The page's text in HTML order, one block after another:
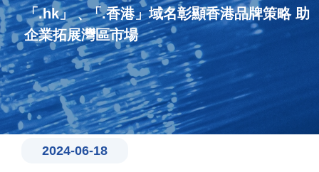
「.hk」﹑「.香港」域名彰顯香港品牌策略 助
企業拓展灣區市場
2024-06-18